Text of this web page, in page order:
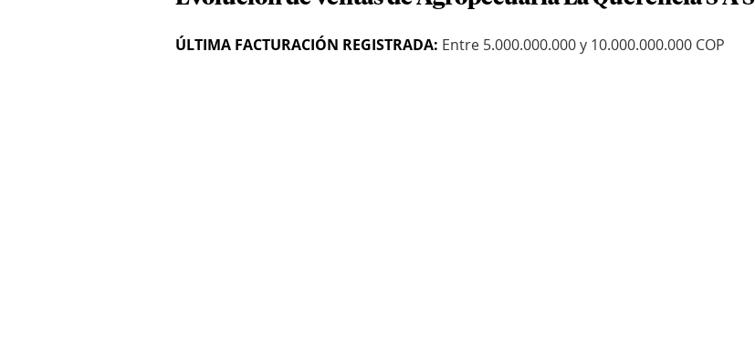
ÚLTIMA FACTURACIÓN REGISTRADA: Entre 5.000.000.000 y 10.000.000.000 COP